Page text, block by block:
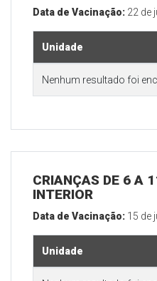
Data de Vacinação: 22 de
Unidade
Nenhum resultado foi
CRIANÇAS DE 6 A
INTERIOR
Data de Vacinação: 15 de
Unidade